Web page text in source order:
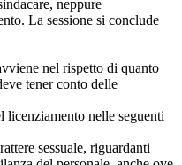
neppure
La sessione si conclude
nel rispetto di quanto
tener conto delle
licenziamento nelle seguenti
sessuale, riguardanti